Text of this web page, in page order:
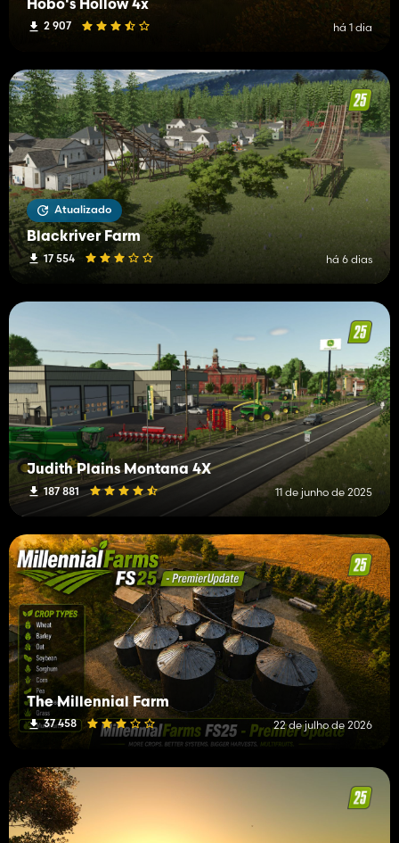
Hobo's Hollow 4x
2 907 há 1 dia
Atualizado
Blackriver Farm
17 554 há 6 dias
Judith Plains Montana 4X
187 881 11 de junho de 2025
The Millennial Farm
37 458 22 de julho de 2026